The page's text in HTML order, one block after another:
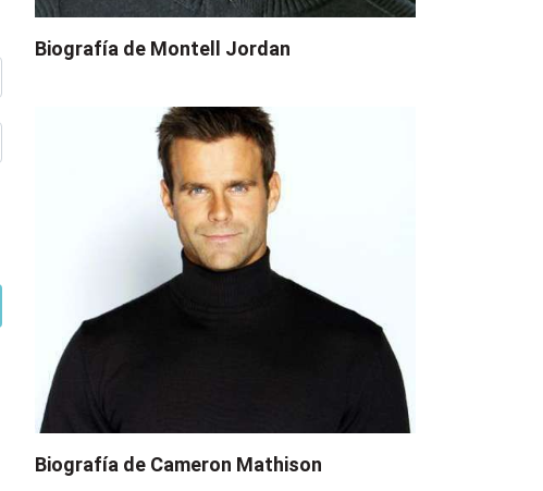
Biografía de Montell Jordan
Biografía de Cameron Mathison